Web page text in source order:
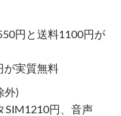
円と送料1100円が
が実質無料
外)
SIM1210円、音声